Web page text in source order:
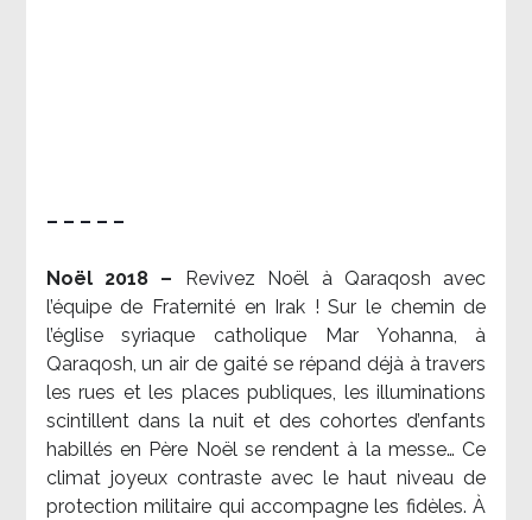
– – – – –
Noël 2018 –
Revivez Noël à Qaraqosh avec
l’équipe de Fraternité en Irak ! Sur le chemin de
l’église syriaque catholique Mar Yohanna, à
Qaraqosh, un air de gaité se répand déjà à travers
les rues et les places publiques, les illuminations
scintillent dans la nuit et des cohortes d’enfants
habillés en Père Noël se rendent à la messe… Ce
climat joyeux contraste avec le haut niveau de
protection militaire qui accompagne les fidèles. À